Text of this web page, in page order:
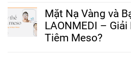
Mặt Nạ Vàng và
LAONMEDI –
Tiêm Meso?